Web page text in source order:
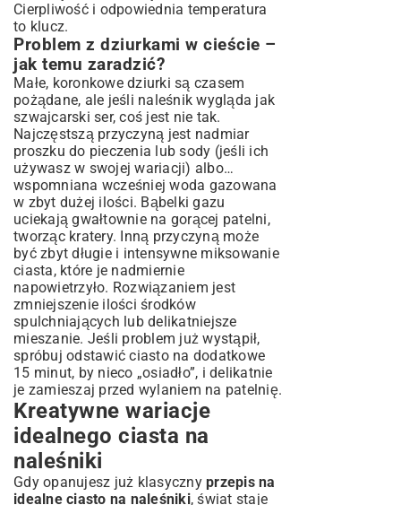
Cierpliwość i odpowiednia temperatura
to klucz.
Problem z dziurkami w cieście –
jak temu zaradzić?
Małe, koronkowe dziurki są czasem
pożądane, ale jeśli naleśnik wygląda jak
szwajcarski ser, coś jest nie tak.
Najczęstszą przyczyną jest nadmiar
proszku do pieczenia lub sody (jeśli ich
używasz w swojej wariacji) albo…
wspomniana wcześniej woda gazowana
w zbyt dużej ilości. Bąbelki gazu
uciekają gwałtownie na gorącej patelni,
tworząc kratery. Inną przyczyną może
być zbyt długie i intensywne miksowanie
ciasta, które je nadmiernie
napowietrzyło. Rozwiązaniem jest
zmniejszenie ilości środków
spulchniających lub delikatniejsze
mieszanie. Jeśli problem już wystąpił,
spróbuj odstawić ciasto na dodatkowe
15 minut, by nieco „osiadło”, i delikatnie
je zamieszaj przed wylaniem na patelnię.
Kreatywne wariacje
idealnego ciasta na
naleśniki
Gdy opanujesz już klasyczny przepis na
idealne ciasto na naleśniki, świat staje